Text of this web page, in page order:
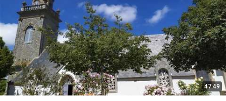
47:49